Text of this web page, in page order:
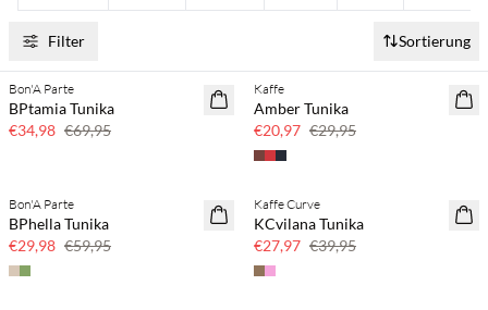
Filter Sortierung
SAVE20
Bon'A Parte
BPtamia Tunika
€34,98 €69,95
SAVE20
Kaffe
Amber Tunika
€20,97 €29,95
SAVE20
Bon'A Parte
BPhella Tunika
€29,98 €59,95
SAVE20
Kaffe Curve
KCvilana Tunika
€27,97 €39,95